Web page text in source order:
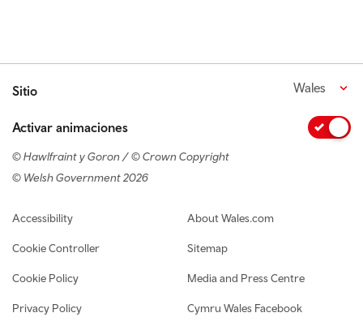
Sitio Wales
Activar animaciones
© Hawlfraint y Goron / © Crown Copyright
© Welsh Government 2026
Footer navigation
Accessibility
Cookie Controller
Cookie Policy
Privacy Policy
About Wales.com
Sitemap
Media and Press Centre
Cymru Wales Facebook